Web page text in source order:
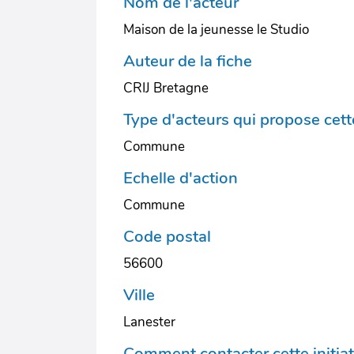
Maison de la jeunesse le Studio
Auteur de la fiche
CRIJ Bretagne
Type d'acteurs qui propose
Commune
Echelle d'action
Commune
Code postal
56600
Ville
Lanester